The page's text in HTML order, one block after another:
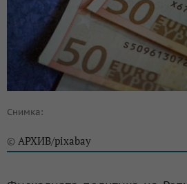
Снимка:
© АРХИВ/pixabay